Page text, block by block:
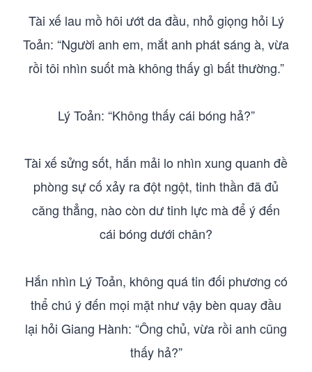
Tài xế lau mồ hôi ướt da đầu, nhỏ giọng hỏi Lý
Toản: “Người anh em, mắt anh phát sáng à, vừa
rồi tôi nhìn suốt mà không thấy gì bất thường.”
Lý Toản: “Không thấy cái bóng hả?”
Tài xế sửng sốt, hắn mải lo nhìn xung quanh đề
phòng sự cố xảy ra đột ngột, tinh thần đã đủ
căng thẳng, nào còn dư tinh lực mà để ý đến
cái bóng dưới chân?
Hắn nhìn Lý Toản, không quá tin đối phương có
thể chú ý đến mọi mặt như vậy bèn quay đầu
lại hỏi Giang Hành: “Ông chủ, vừa rồi anh cũng
thấy hả?”